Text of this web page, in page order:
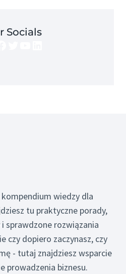
Socials
wiedzy dla
tu praktyczne porady,
sprawdzone rozwiązania
czy dopiero zaczynasz, czy
- tutaj znajdziesz wsparcie
prowadzenia biznesu.